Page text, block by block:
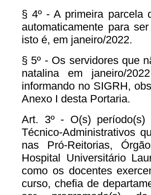
§ 4º - A primeira parcela
automaticamente para
isto é, em janeiro/2022.
§ 5º - Os servidores que
natalina em janeiro/
informando no SIGRH,
Anexo I desta Portaria.
Art. 3º - O(s)
Técnico-Administrativos
nas Pró-Reitorias,
Hospital Universitário
como os docentes
curso, chefia de